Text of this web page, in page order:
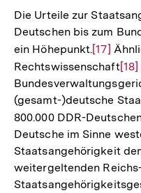
Die Urteile zur
Deutschen bis zum
ein Höhepunkt.Zur
der
Fußnote
[17]
RechtswissenschaftZur
der
[18]
(gesamt-)deutsche
800.000 DDR-
Deutsche im Sinne
Staatsangehörigkeit
weitergeltenden